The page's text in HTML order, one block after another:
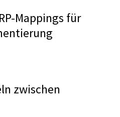
Mappings für
zwischen